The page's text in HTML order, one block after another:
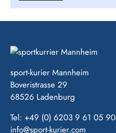
sport-kurier Mannheim
Boveristrasse 29
68526 Ladenburg
Tel: +49 (0) 6203 9 61 05 90
info@sport-kurier.com